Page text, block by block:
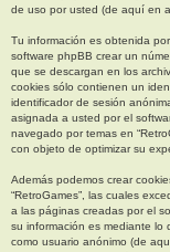
de uso por usted (de aquí en
Tu información es obtenida
software phpBB crear un
que se descargan en los
cookies sólo contienen un
identificador de sesión
asignada a usted por el
navegado por temas en
con objeto de optimizar su
Además podemos crear
“RetroGames”, las cuales
a las páginas creadas por el
su información es mediante
como usuario anónimo (de